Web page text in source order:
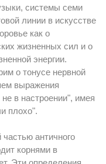
системы семи
линии в искусстве
как о
жизненных сил и о
энергии.
о тонусе нервной
выражения
в настроении", имея
плохо".
античного
корнями в